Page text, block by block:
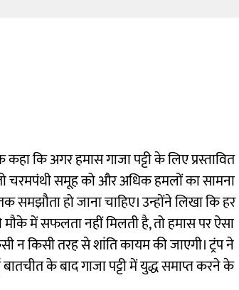
कहा कि अगर हमास गाजा पट्टी के लिए प्रस्तावित
चरमपंथी समूह को और अधिक हमलों का सामना
समझौता हो जाना चाहिए। उन्होंने लिखा कि हर
में सफलता नहीं मिलती है, तो हमास पर ऐसा
न किसी तरह से शांति कायम की जाएगी। ट्रंप ने
के बाद गाजा पट्टी में युद्ध समाप्त करने के